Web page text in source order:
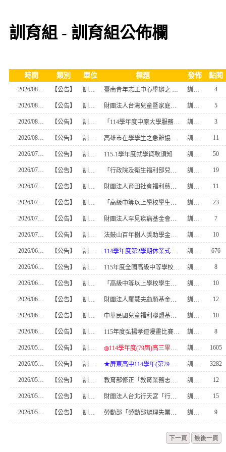
訓育組 - 訓育組公佈欄
時間 類別 單位 標題 發佈 點閱
2026/08/07 【公告】 訓育組 臺南青年志工中心舉辦之 「年度主題式服務方案：漫遊古都走讀在400年後」服務 及相關培訓 訓育組員 4
2026/08/07 【公告】 訓育組 財團法人台灣兒童暨家庭扶助基金會115學年度第1學 期期「韌世代獎助學金」申請 訓育組員 5
2026/08/07 【公告】 訓育組 「114學年度中原大學服務學習年刊」線上閱覽資訊 訓育組員 3
2026/08/05 【公告】 訓育組 高雄市在學學生之急難協助金補助辦法 訓育組員 11
2026/07/22 【公告】 訓育組 115-1學年度就學貸款須知 訓育組員 50
2026/07/17 【公告】 訓育組 「行政院及衛生福利部兒童及少年福利與權益事務 相關小組兒少代表」遴選 (115/ 7/ 24報名止) 訓育組員 19
2026/07/17 【公告】 訓育組 財團法人育田社會福利慈善基金會「2026癌友家庭子 女─育秧獎學金」申請 訓育組員 11
2026/07/17 【公告】 訓育組 「高級中等以上學校學生就學貸款作業要點」第12點、第 17點、第18點，業經教育部於中華民國115年7月1日以臺 教高（四）字第1152201874A號令修正發布 訓育組員 23
2026/07/07 【公告】 訓育組 財團法人罕見疾病基金會「2026罕見疾病獎助學金」 申請 訓育組員 7
2026/07/07 【公告】 訓育組 法鼓山百年樹人獎助學金「家庭遭逢重大變故或就學有困難者」之在校學生 訓育組員 10
2026/06/25 【公告】 訓育組 114學年度第2學期休業式流程公告更新(2026.06.25修正版) 訓育組長 676
2026/06/22 【公告】 訓育組 115年度全國高級中等學校廉潔教育研習營「專業倫理，誠信領航」研習，意者請洽訓育組報名 訓育組員 8
2026/06/18 【公告】 訓育組 「高級中等以上學校學生就學貸款辦法」部分條文修正 訓育組員 10
2026/06/15 【公告】 訓育組 財團法人羅慧夫顱顏基金會辦理「115年得福獎助學 金申請辦法」 訓育組員 12
2026/06/08 【公告】 訓育組 中華民國兒童福利聯盟基金會辦理「少於18，我有話說」(實體場)兒少表意活動，歡迎參加。 訓育組員 10
2026/06/05 【公告】 訓育組 115年度弘揚孝道漫畫比賽、徵文比賽 訓育組員 8
2026/05/26 【公告】 訓育組 ◍114學年度(79屆)高三畢業典禮受獎名單◍(0528更新) 訓育組長 1605
2026/05/23 【公告】 訓育組 ★屏東高中114學年(第79屆)畢業典禮《欸!聽! It's our Eighteen!》相關資訊★ (已新增流程~) 訓育組長 3282
2026/05/21 【公告】 訓育組 教育部修正「教育業務志願服務獎勵辦法」 訓育組員 12
2026/05/21 【公告】 訓育組 財團法人台北行天宮「行天宮醫學系學生助學金」申 請相關資料 訓育組員 15
2026/05/21 【公告】 訓育組 勞動部「勞動部辦理失業勞工子女就學補助實施要 點」，名稱修正為「勞動部辦理失業勞工在學子女生活扶 助金實施要點」並修正內容 訓育組員 9
下一頁 最後一頁